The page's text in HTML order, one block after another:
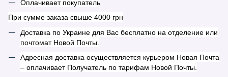
Оплачивает покупатель
При сумме заказа свыше 4000 грн
Доставка по Украине для Вас бесплатно на отделение или
почтомат Новой Почты.
Адресная доставка осуществляется курьером Новая Почта
– оплачивает Получатель по тарифам Новой Почты.